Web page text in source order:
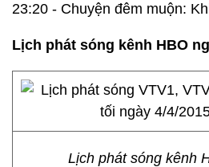
23:20 - Chuyện đêm muộn:
Lịch phát sóng kênh HBO
Lịch phát sóng kênh